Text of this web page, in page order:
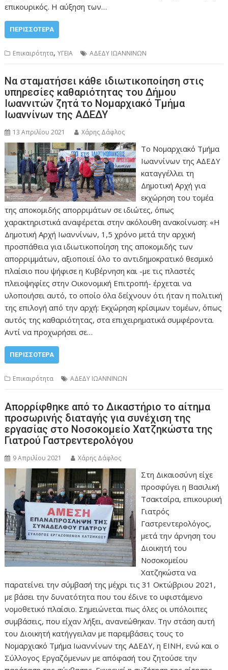
επικουρικός. Η αύξηση των…
ΠΕΡΙΣΣΌΤΕΡΑ
Επικαιρότητα,ΥΓΕΙΑ ΑΔΕΔΥ ΙΩΑΝΝΙΝΩΝ
Να σταματήσει κάθε ιδιωτικοποίηση στις
υπηρεσίες καθαριότητας του Δήμου
Ιωαννιτών ζητά το Νομαρχιακό Τμήμα
Ιωαννίνων της ΑΔΕΔΥ
13 Απριλίου 2021 Χάρης Δάφλος
Το Νομαρχιακό Τμήμα
Ιωαννίνων της ΑΔΕΔΥ
καταγγέλλει τη
Δημοτική Αρχή για
εκχώρηση του τομέα
της αποκομιδής απορριμάτων σε ιδιώτες, όπως
χαρακτηριστικά αναφέρεται στην ακόλουθη ανακοίνωση: «Η
Δημοτική Αρχή Ιωαννίνων, 1,5 χρόνο μετά την αρχική
προσπάθεια για ιδιωτικοποίηση της αποκομιδής των
απορριμμάτων, αξιοποιεί όλο το αντιδημοκρατικό θεσμικό
πλαίσιο που ψήφισε η Κυβέρνηση και -με τις πλαστές
πλειοψηφίες στην Οικονομική Επιτροπή- έρχεται να
υλοποιήσει αυτό, το οποίο όλα δείχνουν ότι ήταν η πολιτική
της επιλογή από την αρχή: Εκχώρηση κρίσιμων τομέων, όπως
αυτός της καθαριότητας, στα επιχειρηματικά συμφέροντα.
Αντί να προχωρήσει σε…
ΠΕΡΙΣΣΌΤΕΡΑ
Επικαιρότητα ΑΔΕΔΥ ΙΩΑΝΝΙΝΩΝ
Απορρίφθηκε από το Δικαστήριο το αίτημα
προσωρινής διαταγής για συνέχιση της
εργασίας στο Νοσοκομείο Χατζηκώστα της
Γιατρού Γαστρεντερολόγου
9 Απριλίου 2021 Χάρης Δάφλος
Στη Δικαιοσύνη είχε
προσφύγει η Βασιλική
Τσακτσίρα, επικουρική
Γιατρός
Γαστρεντερολόγος,
μετά την άρνηση του
Διοικητή του
Νοσοκομείου
Χατζηκώστα να
παρατείνει την σύμβασή της μέχρι τις 31 Οκτώβριου 2021,
με βάσει την δυνατότητα που του έδινε το υφιστάμενο
νομοθετικό πλαίσιο. Σημειώνεται πως όλες οι υπόλοιπες
συμβάσεις, που είχαν λήξει, ανανεώθηκαν. Την στάση αυτή
του Διοικητή κατήγγειλαν με παρεμβάσεις τους το
Νομαρχιακό Τμήμα Ιωαννίνων της ΑΔΕΔΥ, η ΕΙΝΗ, ενώ και ο
Σύλλογος Εργαζόμενων με απόφασή του ζητούσε την